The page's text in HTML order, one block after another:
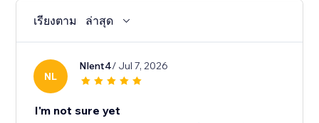
เรียงตาม ล่าสุด
NL
Nlent4/ Jul 7, 2026
I'm not sure yet